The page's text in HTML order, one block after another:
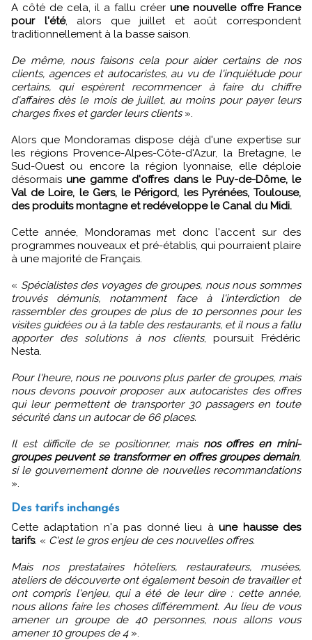
A côté de cela, il a fallu créer une nouvelle offre France
pour l'été, alors que juillet et août correspondent
traditionnellement à la basse saison.
De même, nous faisons cela pour aider certains de nos
clients, agences et autocaristes, au vu de l'inquiétude pour
certains, qui espèrent recommencer à faire du chiffre
d'affaires dès le mois de juillet, au moins pour payer leurs
charges fixes et garder leurs clients».
Alors que Mondoramas dispose déjà d'une expertise sur
les régions Provence-Alpes-Côte-d'Azur, la Bretagne, le
Sud-Ouest ou encore la région lyonnaise, elle déploie
désormaisune gamme d'offres dans le Puy-de-Dôme, le
Val de Loire, le Gers, le Périgord, les Pyrénées, Toulouse,
des produits montagne et redéveloppe le Canal du Midi.
Cette année, Mondoramas met donc l'accent sur des
programmes nouveaux et pré-établis, qui pourraient plaire
à une majorité de Français.
« Spécialistes des voyages de groupes, nous nous sommes
trouvés démunis, notamment face à l'interdiction de
rassembler des groupes de plus de 10 personnes pour les
visites guidées ou à la table des restaurants, et il nous a fallu
apporter des solutions à nos clients, poursuit Frédéric
Nesta.
Pour l'heure, nous ne pouvons plus parler de groupes, mais
nous devons pouvoir proposer aux autocaristes des offres
qui leur permettent de transporter 30 passagers en toute
sécurité dans un autocar de 66 places.
Il est difficile de se positionner, mais nos offres en mini-
groupes peuvent se transformer en offres groupes demain,
si le gouvernement donne de nouvelles recommandations
».
Des tarifs inchangés
Cette adaptation n'a pas donné lieu àune hausse des
tarifs. « C'est le gros enjeu de ces nouvelles offres.
Mais nos prestataires hôteliers, restaurateurs, musées,
ateliers de découverte ont également besoin de travailler et
ont compris l'enjeu, qui a été de leur dire : cette année,
nous allons faire les choses différemment. Au lieu de vous
amener un groupe de 40 personnes, nous allons vous
amener 10 groupes de 4».